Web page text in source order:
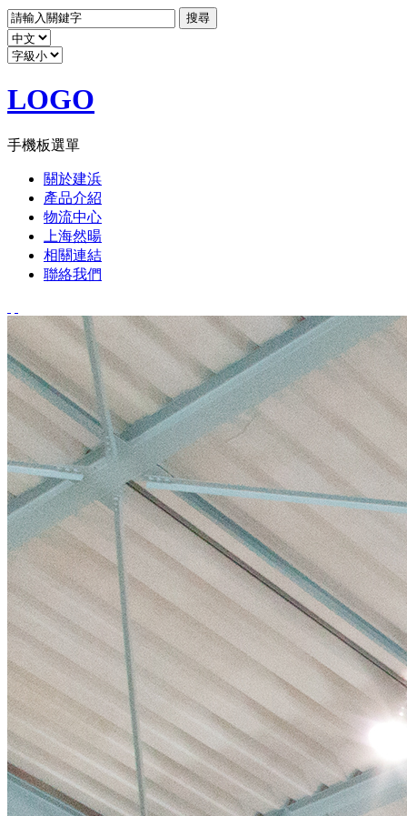
LOGO
手機板選單
關於建浜
產品介紹
物流中心
上海然暘
相關連結
聯絡我們